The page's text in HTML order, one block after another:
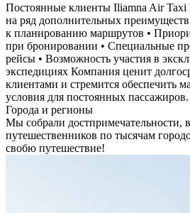
Постоянные клиенты Iliamna Air Taxi
на ряд дополнительных
к планированию маршрутов •
при бронировании • Специальные
рейсы • Возможность участия в
экспедициях Компания ценит
клиентами и стремится обеспечить
условия для постоянных пассажиров.
Города и регионы
Мы собрали достпримечательности,
путешественников по тысячам
свобю путешествие!